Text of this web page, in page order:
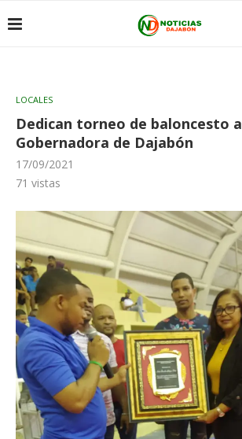
LOCALES
Dedican torneo de baloncesto a
Gobernadora de Dajabón
17/09/2021
71 vistas